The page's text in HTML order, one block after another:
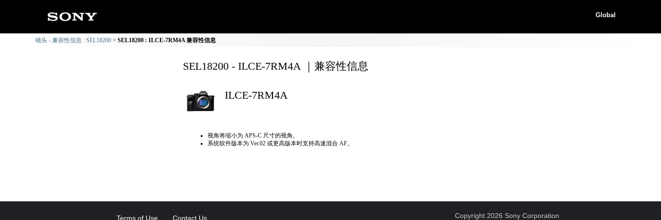
Global
镜头 - 兼容性信息 : SEL18200 SEL18200 : ILCE-7RM4A 兼容性信息
SEL18200 - ILCE-7RM4A ｜兼容性信息
ILCE-7RM4A
视角将缩小为 APS-C 尺寸的视角。
系统软件版本为 Ver.02 或更高版本时支持高速混合 AF。
Terms of Use Contact Us Copyright 2026 Sony Corporation